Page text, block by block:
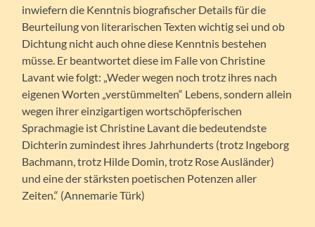
inwiefern die Kenntnis biografischer Details für die
Beurteilung von literarischen Texten wichtig sei und ob
Dichtung nicht auch ohne diese Kenntnis bestehen
müsse. Er beantwortet diese im Falle von Christine
Lavant wie folgt: „Weder wegen noch trotz ihres nach
eigenen Worten „verstümmelten“ Lebens, sondern allein
wegen ihrer einzigartigen wortschöpferischen
Sprachmagie ist Christine Lavant die bedeutendste
Dichterin zumindest ihres Jahrhunderts (trotz Ingeborg
Bachmann, trotz Hilde Domin, trotz Rose Ausländer)
und eine der stärksten poetischen Potenzen aller
Zeiten.“ (Annemarie Türk)